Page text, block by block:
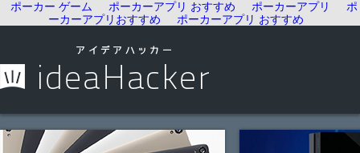
ポーカー ゲーム ポーカーアプリ おすすめ ポーカーアプリ
ポ
ーカーアプリおすすめ
ポーカーアプリ おすすめ